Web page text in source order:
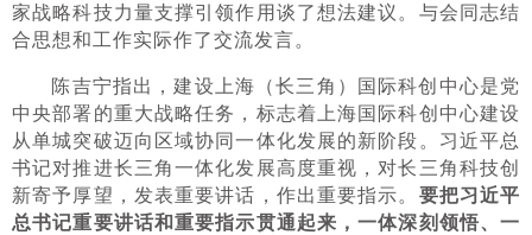
家战略科技力量支撑引领作用谈了想法建议。与会同志结
合思想和工作实际作了交流发言。
陈吉宁指出，建设上海（长三角）国际科创中心是党
中央部署的重大战略任务，标志着上海国际科创中心建设
从单城突破迈向区域协同一体化发展的新阶段。习近平总
书记对推进长三角一体化发展高度重视，对长三角科技创
新寄予厚望，发表重要讲话，作出重要指示。 要把习近平
总书记重要讲话和重要指示贯通起来，一体深刻领悟、一